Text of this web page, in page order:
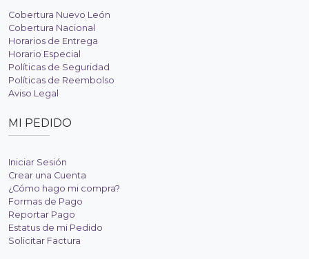
Cobertura Nuevo León
Cobertura Nacional
Horarios de Entrega
Horario Especial
Políticas de Seguridad
Políticas de Reembolso
Aviso Legal
MI PEDIDO
Iniciar Sesión
Crear una Cuenta
¿Cómo hago mi compra?
Formas de Pago
Reportar Pago
Estatus de mi Pedido
Solicitar Factura